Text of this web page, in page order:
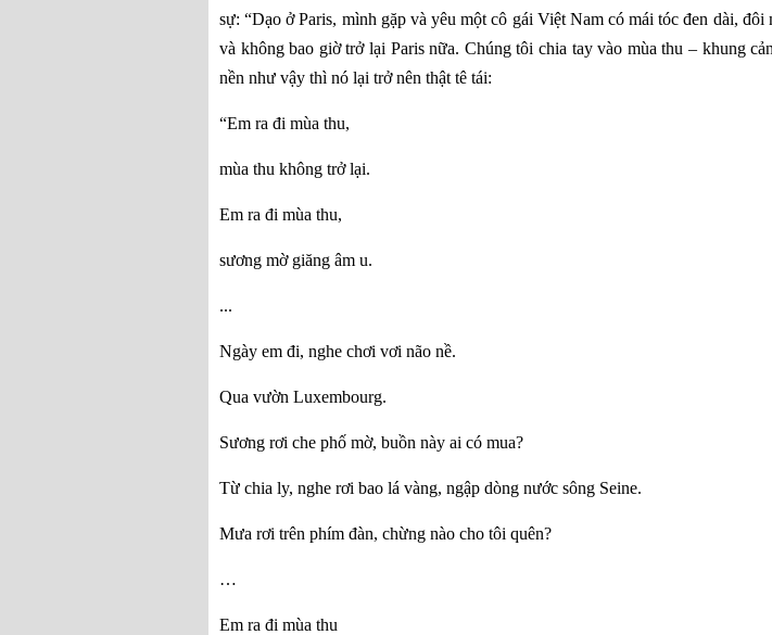
sự: “Dạo ở Paris, mình gặp và yêu một cô gái Việt Nam có mái tóc đen dài,
và không bao giờ trở lại Paris nữa. Chúng tôi chia tay vào mùa thu – khung
nền như vậy thì nó lại trở nên thật tê tái:
“Em ra đi mùa thu,
mùa thu không trở lại.
Em ra đi mùa thu,
sương mờ giăng âm u.
...
Ngày em đi, nghe chơi vơi não nề.
Qua vườn Luxembourg.
Sương rơi che phố mờ, buồn này ai có mua?
Từ chia ly, nghe rơi bao lá vàng, ngập dòng nước sông Seine.
Mưa rơi trên phím đàn, chừng nào cho tôi quên?
…
Em ra đi mùa thu